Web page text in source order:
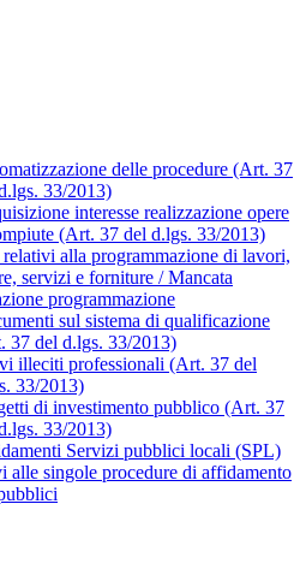
delle procedure (Art. 37
33/2013)
interesse realizzazione opere
(Art. 37 del d.lgs. 33/2013)
alla programmazione di lavori,
servizi e forniture / Mancata
programmazione
sul sistema di qualificazione
37 del d.lgs. 33/2013)
illeciti professionali (Art. 37 del
33/2013)
di investimento pubblico (Art. 37
33/2013)
Servizi pubblici locali (SPL)
alle singole procedure di affidamento